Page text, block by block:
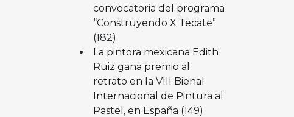
convocatoria del programa
“Construyendo X Tecate”
(182)
La pintora mexicana Edith
Ruiz gana premio al
retrato en la VIII Bienal
Internacional de Pintura al
Pastel, en España (149)